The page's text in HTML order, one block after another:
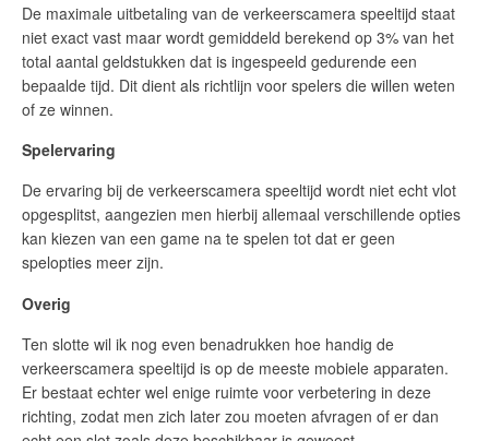
De maximale uitbetaling van de verkeerscamera speeltijd staat
niet exact vast maar wordt gemiddeld berekend op 3% van het
total aantal geldstukken dat is ingespeeld gedurende een
bepaalde tijd. Dit dient als richtlijn voor spelers die willen weten
of ze winnen.
Spelervaring
De ervaring bij de verkeerscamera speeltijd wordt niet echt vlot
opgesplitst, aangezien men hierbij allemaal verschillende opties
kan kiezen van een game na te spelen tot dat er geen
spelopties meer zijn.
Overig
Ten slotte wil ik nog even benadrukken hoe handig de
verkeerscamera speeltijd is op de meeste mobiele apparaten.
Er bestaat echter wel enige ruimte voor verbetering in deze
richting, zodat men zich later zou moeten afvragen of er dan